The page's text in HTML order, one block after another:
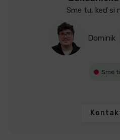
Sme tu, keď si
Dominik
Sme